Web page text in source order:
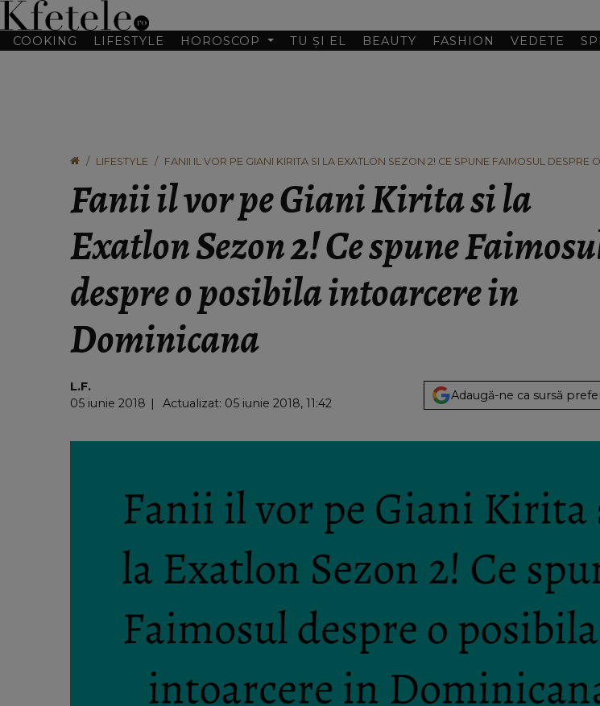
COOKING LIFESTYLE HOROSCOP TU ȘI EL BEAUTY FASHION VEDETE
LIFESTYLE
FANII IL VOR PE GIANI KIRITA SI LA EXATLON SEZON 2! CE SPUNE FAIMOSUL DESPRE
Fanii il vor pe Giani Kirita si la
Exatlon Sezon 2! Ce spune
despre o posibila intoarcere in
Dominicana
L.F.
05 iunie 2018
Actualizat: 05 iunie 2018, 11:42
Adaugă-ne ca sursă